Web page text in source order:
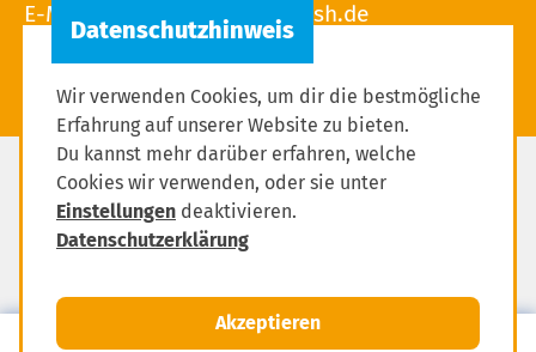
MENÜ
E-Mail: info (at) thw-jugend-sh.de
Impressum
Datenschutzerklärung
Wir verwenden Cookies, um dir die bestmögliche
Erfahrung auf unserer Website zu bieten.
Du kannst mehr darüber erfahren, welche
Cookies wir verwenden, oder sie unter
Einstellungen deaktivieren.
Datenschutzerklärung
Akzeptieren